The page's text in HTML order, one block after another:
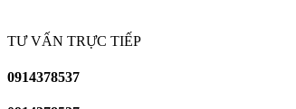
TƯ VẤN TRỰC TIẾP
0914378537